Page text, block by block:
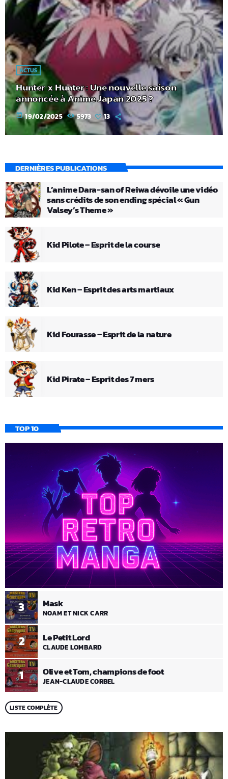
ACTUS
Hunter x Hunter : Une nouvelle saison
annoncée à Anime Japan 2025 ?
today 19/02/2025 5973 13
DERNIÈRES PUBLICATIONS
L’anime Dara-san of Reiwa dévoile une vidéo
sans crédits de son ending spécial « Gun
Valsey’s Theme »
Kid Pilote – Esprit de la course
Kid Ken – Esprit des arts martiaux
Kid Fourasse – Esprit de la nature
Kid Pirate – Esprit des 7 mers
TOP 10
1 Olive et Tom, champions de foot
JEAN-CLAUDE CORBEL
2 Le Petit Lord
CLAUDE LOMBARD
3 Mask
NOAM ET NICK CARR
LISTE COMPLÈTE